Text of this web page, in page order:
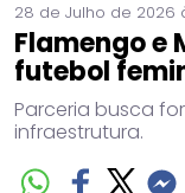
28 de Julho de 2026
Flamengo e
futebol
Parceria busca
infraestrutura.